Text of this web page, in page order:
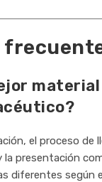
el proceso de
presentación
diferentes según